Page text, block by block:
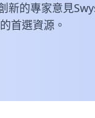
的專家意見
首選資源。